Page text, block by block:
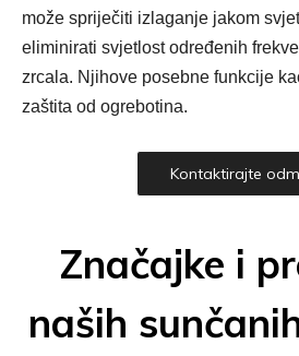
može spriječiti izlaganje jakom
eliminirati svjetlost određenih
zrcala. Njihove posebne funkcije
zaštita od ogrebotina.
Kontaktirajte
Značajke i
naših